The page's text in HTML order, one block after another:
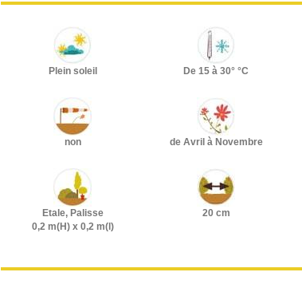
Plein soleil De 15 à 30° °C
non de Avril à Novembre
Etale, Palisse
0,2 m(H) x 0,2 m(l)
20 cm